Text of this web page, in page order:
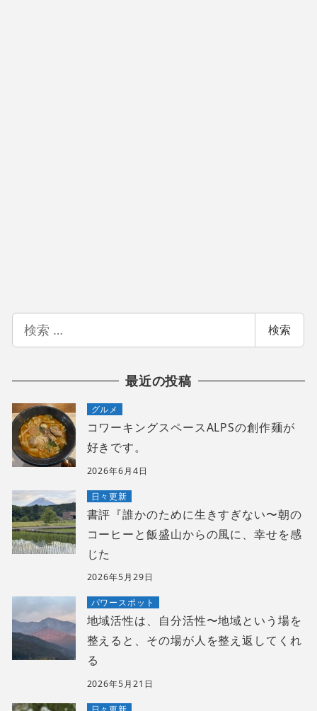
索
検索
最近の投稿
グルメ
コワーキングスペースALPSの創作麺が
好きです。
2026年6月4日
日々更新
書評『誰かのために生きすぎない〜朝の
コーヒーと飯盛山からの風に、幸せを感
じた
2026年5月29日
パワースポット
地域活性は、自分活性〜地域という場を
整えると、その場が人を整え返してくれ
る
2026年5月21日